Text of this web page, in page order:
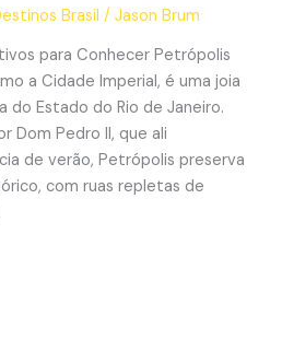
Brasil /Jason Brum
para Conhecer Petrópolis
a Cidade Imperial, é uma joia
do Estado do Rio de Janeiro.
Dom Pedro II, que ali
de verão, Petrópolis preserva
com ruas repletas de